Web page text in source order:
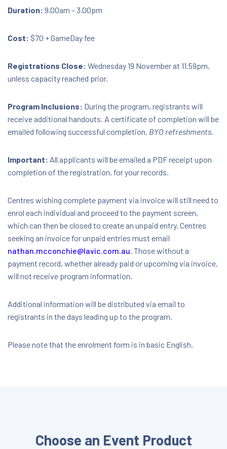
Duration: 9.00am – 3.00pm
Cost: $70 + GameDay fee
Registrations Close: Wednesday 19 November at 11.59pm,
unless capacity reached prior.
Program Inclusions: During the program, registrants will
receive additional handouts. A certificate of completion will be
emailed following successful completion. BYO refreshments.
Important: All applicants will be emailed a PDF receipt upon
completion of the registration, for your records.
Centres wishing complete payment via invoice will still need to
enrol each individual and proceed to the payment screen,
which can then be closed to create an unpaid entry. Centres
seeking an invoice for unpaid entries must email
nathan.mcconchie@lavic.com.au. Those without a
payment record, whether already paid or upcoming via invoice,
will not receive program information.
Additional information will be distributed via email to
registrants in the days leading up to the program.
Please note that the enrolment form is in basic English.
Choose an Event Product